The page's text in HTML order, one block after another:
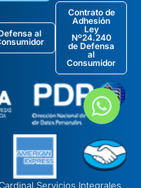
al
Contrato de
Adhesión
Ley
Nº24.240
de Defensa
al
Consumidor
Servicios Integrales